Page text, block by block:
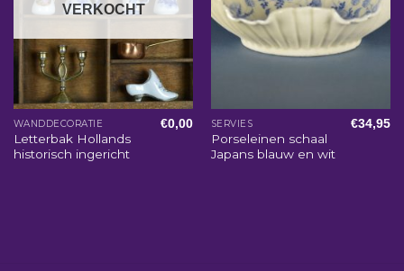
VERKOCHT
WANDDECORATIE
Letterbak Hollands
historisch ingericht
€0,00 SERVIES
Porseleinen schaal
Japans blauw en wit
€34,95